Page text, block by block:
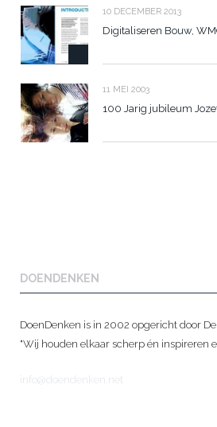
10 DECEMBER 2013
Digitaliseren Bouw,
11 MEI 2003
100 Jarig jubileum
DOENDENKEN
DoenDenken is in 2002 opgericht door
"Wij houden elkaar scherp én inspireren
info@doendenken.net